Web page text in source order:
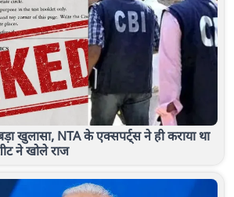
NTA के एक्सपर्ट्स ने ही कराया था
ने खोले राज